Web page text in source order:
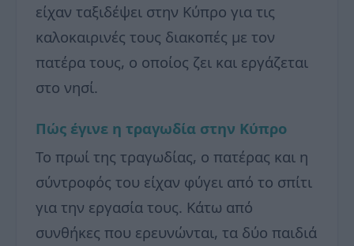
είχαν ταξιδέψει στην Κύπρο για τις
καλοκαιρινές τους διακοπές με τον
πατέρα τους, ο οποίος ζει και εργάζεται
στο νησί.
Πώς έγινε η τραγωδία στην Κύπρο
Το πρωί της τραγωδίας, ο πατέρας και η
σύντροφός του είχαν φύγει από το σπίτι
για την εργασία τους. Κάτω από
συνθήκες που ερευνώνται, τα δύο παιδιά